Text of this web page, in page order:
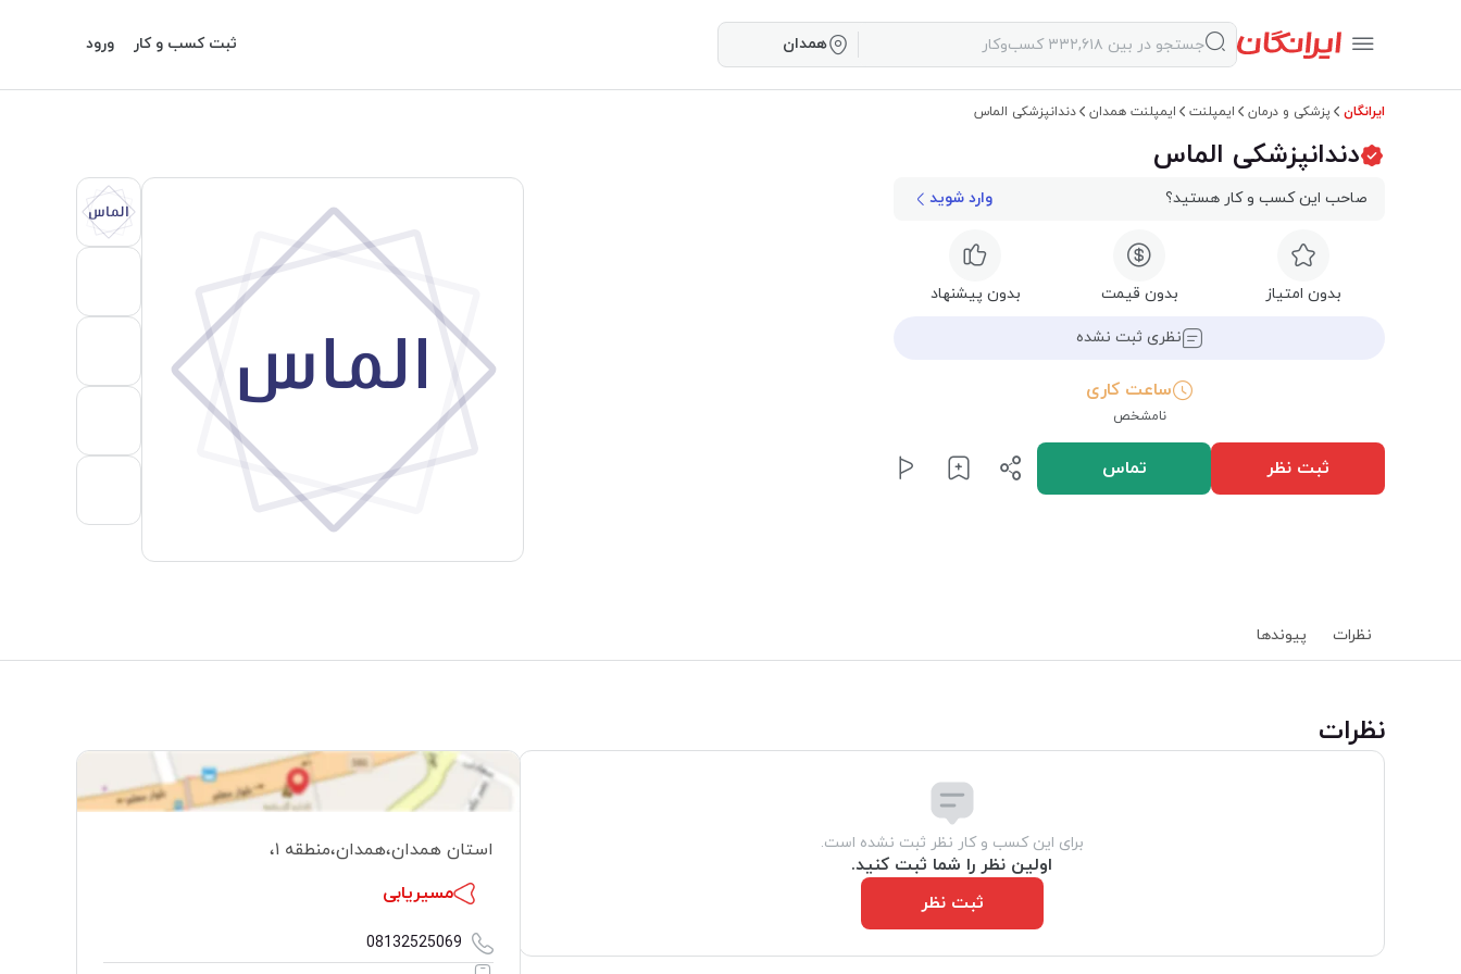
همدان ثبت کسب و کار ورود
ایرانگان پزشکی و درمان ایمپلنت ایمپلنت همدان دندانپزشکی الماس
دندانپزشکی الماس
صاحب این کسب و کار هستید؟ وارد شوید
بدون امتیاز بدون قیمت بدون پیشنهاد
نظری ثبت نشده
ساعت کاری
نامشخص
ثبت نظر تماس
الماس
الماس
نظرات پیوند‌ها
‌نظرات
برای این کسب و کار نظر ثبت نشده است.
اولین نظر را شما ثبت کنید.
ثبت نظر
استان همدان،همدان،منطقه ۱ ،
مسیریابی
08132525069